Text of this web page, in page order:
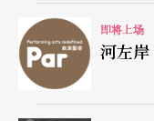
即将上场
河左